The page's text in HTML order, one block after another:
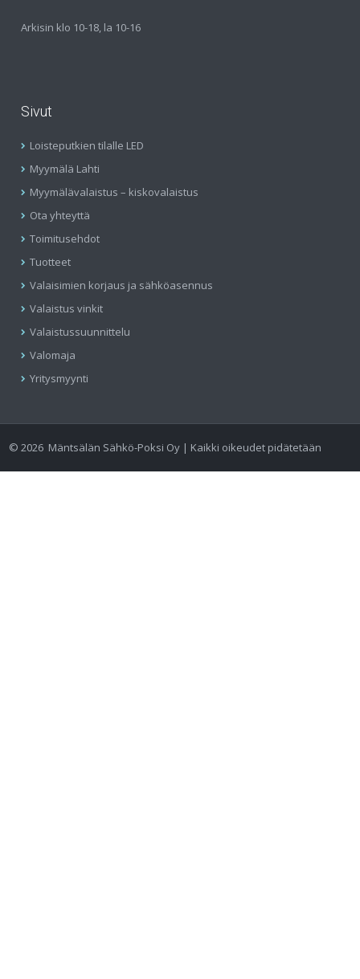
Arkisin klo 10-18, la 10-16
Sivut
Loisteputkien tilalle LED
Myymälä Lahti
Myymälävalaistus – kiskovalaistus
Ota yhteyttä
Toimitusehdot
Tuotteet
Valaisimien korjaus ja sähköasennus
Valaistus vinkit
Valaistussuunnittelu
Valomaja
Yritysmyynti
©2026 Mäntsälän Sähkö-Poksi Oy | Kaikki oikeudet pidätetään